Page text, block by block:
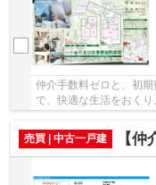
仲介手数料ゼロと、初
で、快適な生活をおく
売買 | 中古一戸建
【仲